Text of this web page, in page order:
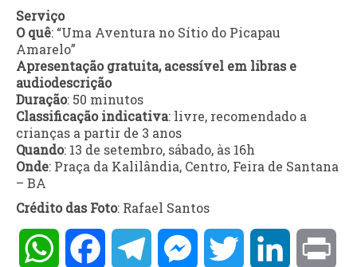
Serviço
O quê: “Uma Aventura no Sítio do Picapau
Amarelo”
Apresentação gratuita, acessível em libras e
audiodescrição
Duração: 50 minutos
Classificação indicativa: livre, recomendado a
crianças a partir de 3 anos
Quando: 13 de setembro, sábado, às 16h
Onde: Praça da Kalilândia, Centro, Feira de Santana
– BA
Crédito das Foto: Rafael Santos
WhatsAppFacebookTelegramMessengerTwitter LinkedIn